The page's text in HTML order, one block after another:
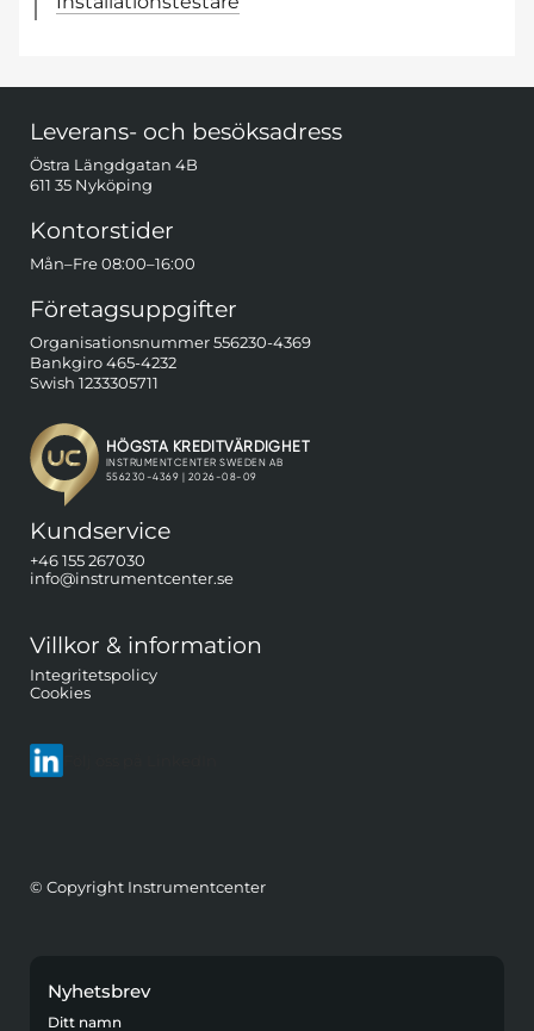
Leverans- och besöksadress
Östra Längdgatan 4B
611 35 Nyköping
Kontorstider
Mån–Fre 08:00–16:00
Företagsuppgifter
Organisationsnummer 556230-4369
Bankgiro 465-4232
Swish 1233305711
Kundservice
+46 155 267030
info@instrumentcenter.se
Villkor & information
Integritetspolicy
Cookies
© Copyright Instrumentcenter
Nyhetsbrev
Ditt namn